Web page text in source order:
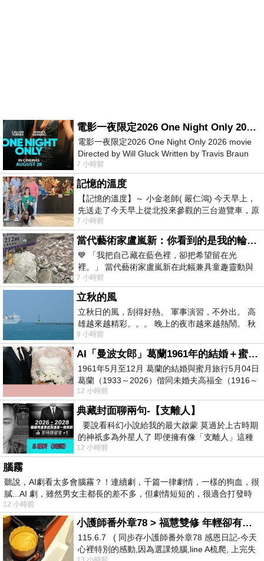
電影一夜限定2026 One Night Only 2026 movie
電影一夜限定2026 One Night Only 2026 movie
Directed by Will Gluck Written by Travis Braun
Starring Monica Barbaro
7 小時前
記憶的溫度
【記憶的溫度】～ 小金老師( 嚴仁鴻) 今天早上，
先送走了今天早上從北投來參觀的三台遊覽車，原
以為展場已經差不多要安靜下來，卻發
7 小時前
當代藝術家盧嵐新：你看到的是我的輪廓，還是你的故事？——藏在藍色裡的希望與光
💙 「我把自己藏在藍色裡，卻把希望留在光
裡。」 當代藝術家盧嵐新在此幅兼具童趣靈動與
抽象韻味的新作中，用湛藍的羽翼般色塊包覆著
7 小時前
立秋的風
立秋日的風，刮得好熱。 軍事演習，不外出。 高
雄越來越精彩。。。 晚上的夜市越來越熱鬧。 秋
天的風刮得很熱 夜遊消暑熱。。。
9 小時前
AI「曼波女郎」葛蘭1961年的結婚＋蜜月旅行 #戀上老電影 #葛蘭 #粟子
1961年5月至12月 葛蘭的結婚與蜜月旅行5月04日
葛蘭（1933～2026）偕同未婚夫高福全（1916～
2004）乘郵輪赴倫敦6月15日於英國倫敦St.S
12 小時前
典藏封面聊兩句-【支離人】
要說看科幻小說給我的最大啟蒙 莫過於上古時期
的神祇多為外星人了 即便擁有像「支離人」這種
驚世駭俗的神通法門 也未必讀
12 小時前
腦霧
聽說，AI劇看太多會腦霧？！連續劇，千篇一律劇情，一樣的狗血，很
膩...AI 劇，雖然男女主都長的差不多，但劇情短短的，很適合打發時
12 小時前
小護師番外章78 > 福慧雙修 年輕卻有個老靈魂 ㄑ金剛經〉podcast
115.6.7 ( 同步存小護師番外章78 感恩日記-今天
心裡特別的感動,因為選課燒腦,line A梳爬, 上完失